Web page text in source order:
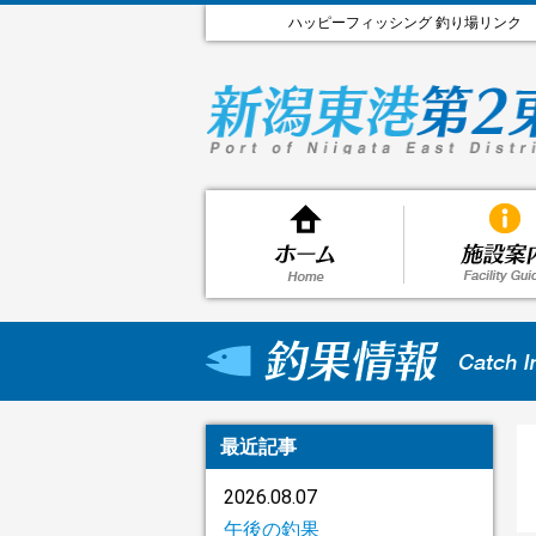
ハッピーフィッシング 釣り場リンク
最近記事
2026.08.07
午後の釣果